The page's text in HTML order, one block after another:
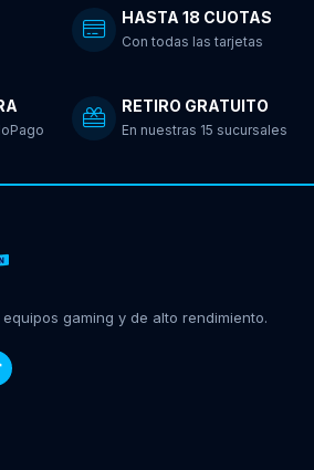
HASTA 18 CUOTAS
Con todas las tarjetas
RETIRO GRATUITO
En nuestras 15 sucursales
gaming y de alto rendimiento.